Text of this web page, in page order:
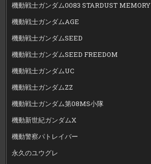
機動戦士ガンダム0083 STARDUST MEMORY
機動戦士ガンダムAGE
機動戦士ガンダムSEED
機動戦士ガンダムSEED FREEDOM
機動戦士ガンダムUC
機動戦士ガンダムZZ
機動戦士ガンダム第08MS小隊
機動新世紀ガンダムX
機動警察パトレイバー
永久のユウグレ